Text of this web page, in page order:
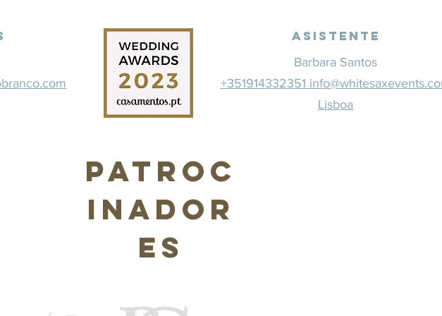
Asistente
Barbara Santos
+351914332351
Lisboa
Patroc
inador
es